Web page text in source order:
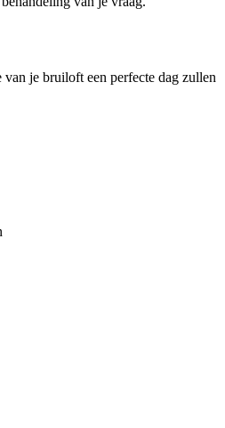
van je bruiloft een perfecte dag zullen